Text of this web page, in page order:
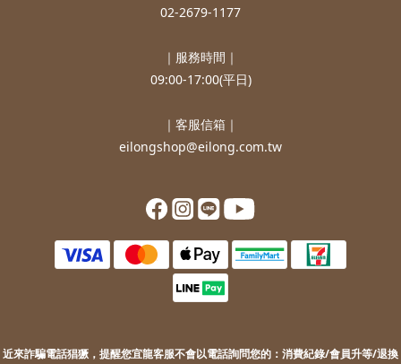
02-2679-1177
｜服務時間｜
09:00-17:00(平日)
｜客服信箱｜
eilongshop@eilong.com.tw
近來詐騙電話猖獗，提醒您宜龍客服不會以電話詢問您的： 消費紀錄/會員升等/退換